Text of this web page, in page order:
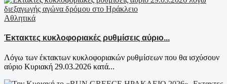
Αθλητικά
Έκτακτες κυκλοφοριακές ρυθμίσεις αύριο...
Λόγω των έκτακτων κυκλοφοριακών ρυθμίσεων που θα ισχύσουν
αύριο Κυριακή 29.03.2026 κατά...